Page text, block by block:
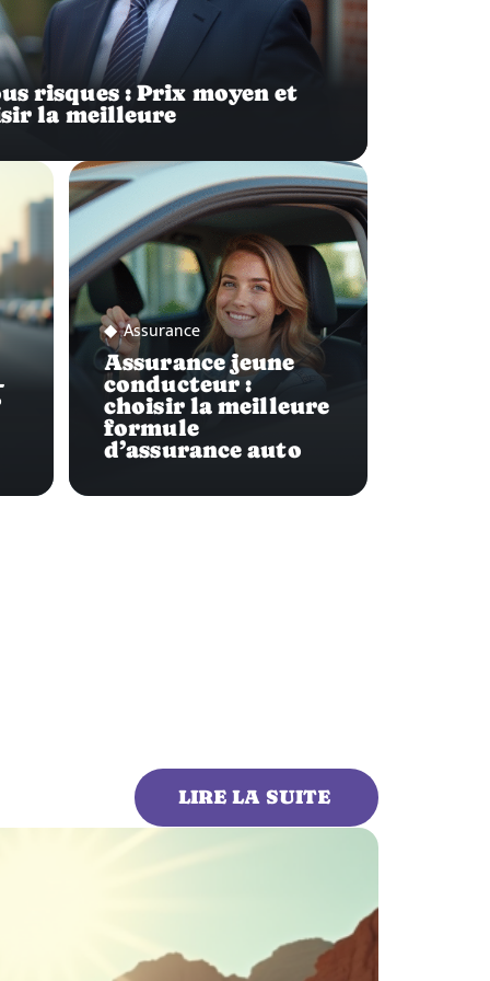
risques : Prix moyen et
la meilleure
Assurance
Assurance jeune
conducteur :
choisir la meilleure
formule
d’assurance auto
LIRE LA SUITE